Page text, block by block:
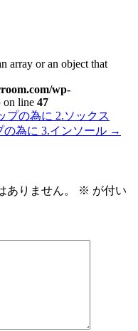
array or an object that
wp-
on line 47
プの為に 2.ソックス
の為に 3.インソール →
ありません。 ※ が付い